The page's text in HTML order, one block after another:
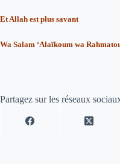
Et Allah est plus savant
Wa Salam ‘Alaïkoum wa
Partagez sur les réseaux